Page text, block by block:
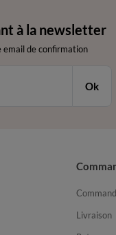
à la newsletter
email de confirmation
Ok
Livraison